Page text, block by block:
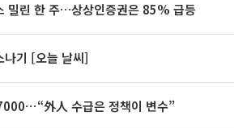
밀린 한 주…상상인증권은 85% 급등
기 [오늘 날씨]
外人 수급은 정책이 변수”